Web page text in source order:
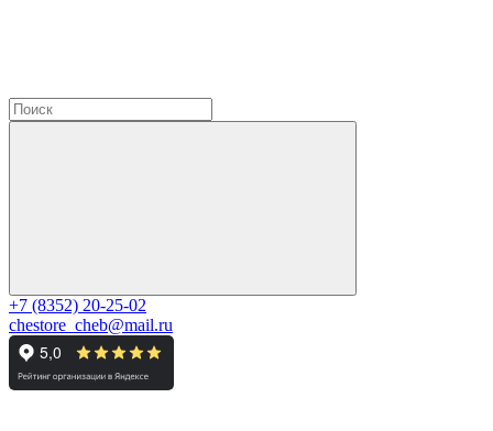
+7 (8352) 20-25-02
chestore_cheb@mail.ru